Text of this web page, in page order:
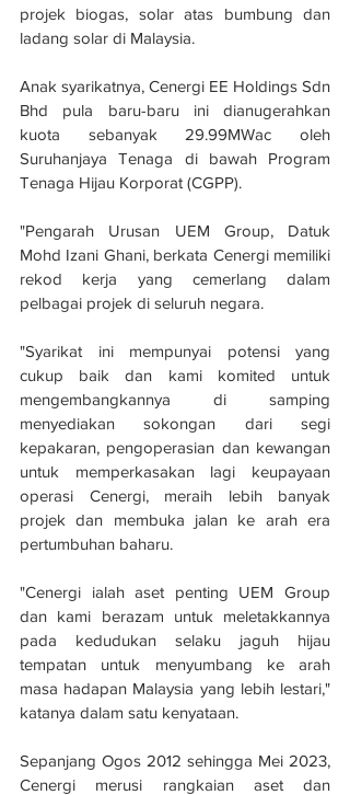
projek biogas, solar atas bumbung dan
ladang solar di Malaysia.
Anak syarikatnya, Cenergi EE Holdings Sdn
Bhd pula baru-baru ini dianugerahkan
kuota sebanyak 29.99MWac oleh
Suruhanjaya Tenaga di bawah Program
Tenaga Hijau Korporat (CGPP).
"Pengarah Urusan UEM Group, Datuk
Mohd Izani Ghani, berkata Cenergi memiliki
rekod kerja yang cemerlang dalam
pelbagai projek di seluruh negara.
"Syarikat ini mempunyai potensi yang
cukup baik dan kami komited untuk
mengembangkannya di samping
menyediakan sokongan dari segi
kepakaran, pengoperasian dan kewangan
untuk memperkasakan lagi keupayaan
operasi Cenergi, meraih lebih banyak
projek dan membuka jalan ke arah era
pertumbuhan baharu.
"Cenergi ialah aset penting UEM Group
dan kami berazam untuk meletakkannya
pada kedudukan selaku jaguh hijau
tempatan untuk menyumbang ke arah
masa hadapan Malaysia yang lebih lestari,"
katanya dalam satu kenyataan.
Sepanjang Ogos 2012 sehingga Mei 2023,
Cenergi merusi rangkaian aset dan